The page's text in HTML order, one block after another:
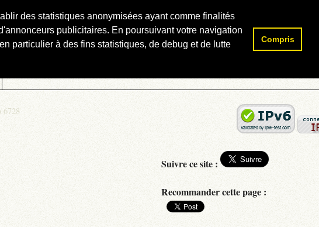
des statistiques anonymisées ayant comme finalités
publicitaires. En poursuivant votre navigation
particulier à des fins statistiques, de debug et de lutte
Compris
6728
Rechercher :
Suivre ce site :
Recommander cette page :